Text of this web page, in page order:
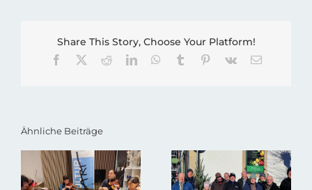
Share This Story, Choose Your Platform!
Facebook RedditLinkedInWhatsApp
Tumblr Pinterest
Vk
E-
Ähnliche Beiträge
KulturART
Otterberg –
Das war die
musikalische